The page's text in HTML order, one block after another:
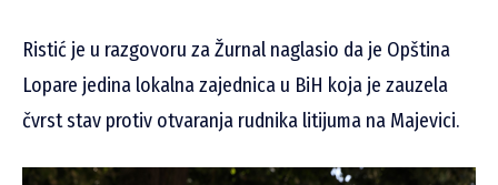
Ristić je u razgovoru za Žurnal naglasio da je Opština
Lopare jedina lokalna zajednica u BiH koja je zauzela
čvrst stav protiv otvaranja rudnika litijuma na Majevici.